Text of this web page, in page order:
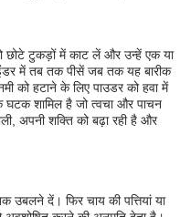
छोटे टुकड़ों में काट लें और उन्हें एक या
में तब तक पीसें जब तक यह बारीक
को हटाने के लिए पाउडर को हवा में
घटक शामिल है जो त्वचा और पाचन
अपनी शक्ति को बढ़ा रही है और
दें। फिर चाय की पत्तियां या